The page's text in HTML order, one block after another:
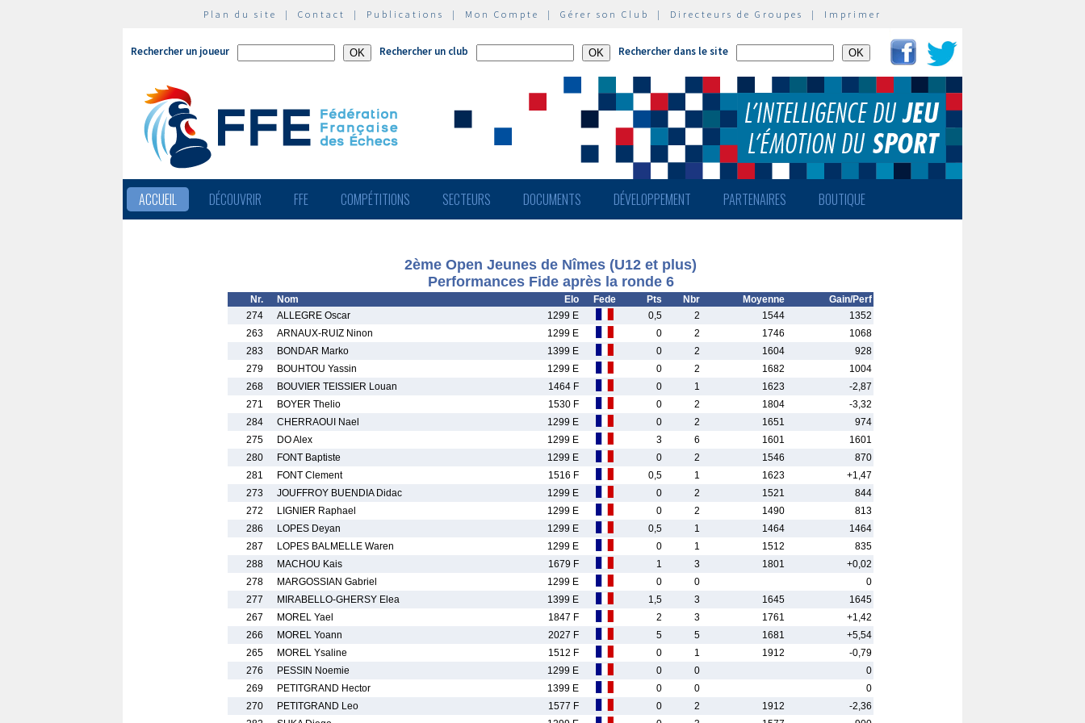
Plan du site | Contact | Publications | Mon Compte | Gérer son Club | Directeurs de Groupes | Imprimer
Rechercher un joueur Rechercher un club Rechercher dans le site
ACCUEIL DÉCOUVRIR FFE COMPÉTITIONS SECTEURS DOCUMENTS DÉVELOPPEMENT PARTENAIRES BOUTIQUE
2ème Open Jeunes de Nîmes (U12 et plus)
Performances Fide après la ronde 6
Nr. Nom Elo Fede Pts Nbr Moyenne
Gain/Perf
274
ALLEGRE Oscar 1299 E 0,5 2 1544
1352
263
ARNAUX-RUIZ Ninon 1299 E 0 2 1746
1068
283
BONDAR Marko 1399 E 0 2 1604
928
279
BOUHTOU Yassin 1299 E 0 2 1682
1004
268
BOUVIER TEISSIER Louan 1464 F 0 1 1623
-2,87
271
BOYER Thelio 1530 F 0 2 1804
-3,32
284
CHERRAOUI Nael 1299 E 0 2 1651
974
275
DO Alex 1299 E 3 6 1601
1601
280
FONT Baptiste 1299 E 0 2 1546
870
281
FONT Clement 1516 F 0,5 1 1623
+1,47
273
JOUFFROY BUENDIA Didac 1299 E 0 2 1521
844
272
LIGNIER Raphael 1299 E 0 2 1490
813
286
LOPES Deyan 1299 E 0,5 1 1464
1464
287
LOPES BALMELLE Waren 1299 E 0 1 1512
835
288
MACHOU Kais 1679 F 1 3 1801
+0,02
278
MARGOSSIAN Gabriel 1299 E 0 0
0
277
MIRABELLO-GHERSY Elea 1399 E 1,5 3 1645
1645
267
MOREL Yael 1847 F 2 3 1761
+1,42
266
MOREL Yoann 2027 F 5 5 1681
+5,54
265
MOREL Ysaline 1512 F 0 1 1912
-0,79
276
PESSIN Noemie 1299 E 0 0
0
269
PETITGRAND Hector 1399 E 0 0
0
270
PETITGRAND Leo 1577 F 0 2 1912
-2,36